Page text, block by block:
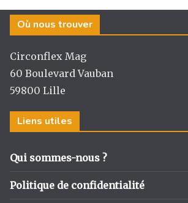
Où nous trouver
Circonflex Mag
60 Boulevard Vauban
59800 Lille
Liens utiles
Qui sommes-nous ?
Politique de confidentialité